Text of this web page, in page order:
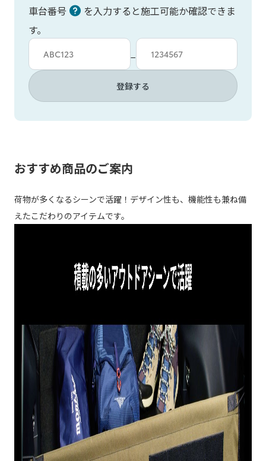
車台番号
を入力すると施工可能か確認できま
す。
車台カタシキ入力
−
車台番号入力
登録する
おすすめ商品のご案内
荷物が多くなるシーンで活躍！デザイン性も、機能性も兼ね備
えたこだわりのアイテムです。